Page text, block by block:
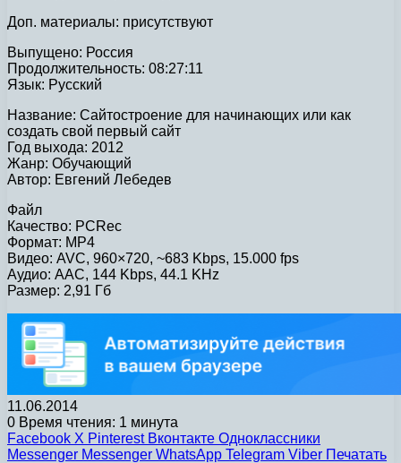
Доп. материалы: присутствуют
Выпущено: Россия
Продолжительность: 08:27:11
Язык: Русский
Название: Сайтостроение для начинающих или как
создать свой первый сайт
Год выхода: 2012
Жанр: Обучающий
Автор: Евгений Лебедев
Файл
Качество: PCRec
Формат: MP4
Видео: AVC, 960×720, ~683 Kbps, 15.000 fps
Аудио: AAC, 144 Kbps, 44.1 KHz
Размер: 2,91 Гб
11.06.2014
0 Время чтения: 1 минута
Facebook X Pinterest Вконтакте Одноклассники
Messenger Messenger WhatsApp Telegram Viber Печатать